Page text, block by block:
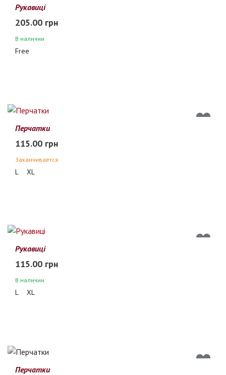
Рукавиці
205.00 грн
В наличии
Free
Перчатки
115.00 грн
Заканчивается
L XL
Рукавиці
115.00 грн
В наличии
L XL
Перчатки